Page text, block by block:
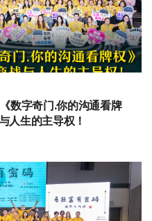
数字奇门.你的沟通看牌
人生的主导权！